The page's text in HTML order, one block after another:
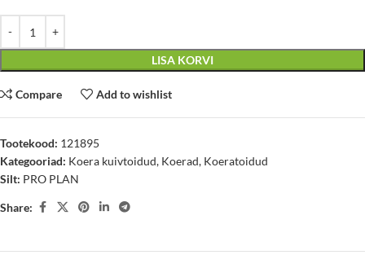
LISA KORVI
Compare Add to wishlist
Tootekood: 121895
Kategooriad: Koera kuivtoidud, Koerad, Koeratoidud
Silt: PRO PLAN
Share: